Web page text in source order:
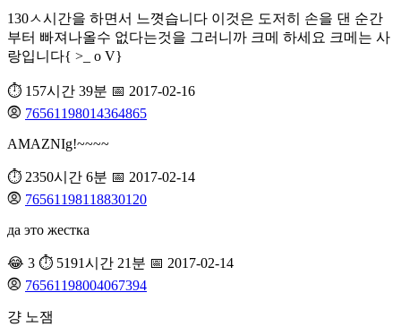
130ㅅ시간을 하면서 느꼇습니다 이것은 도저히 손을 댄 순간
부터 빠져나올수 없다는것을 그러니까 크메 하세요 크메는 사
랑입니다{ >_ o V}
⏱️ 157시간 39분 📅 2017-02-16
76561198014364865
AMAZNIg!~~~~
⏱️ 2350시간 6분 📅 2017-02-14
76561198118830120
да это жестка
😂 3 ⏱️ 5191시간 21분 📅 2017-02-14
76561198004067394
걍 노잼